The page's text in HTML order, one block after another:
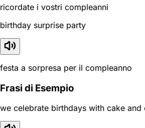
ricordate i vostri compleanni
birthday surprise party
festa a sorpresa per il compleanno
Frasi di Esempio
we celebrate birthdays with cake and